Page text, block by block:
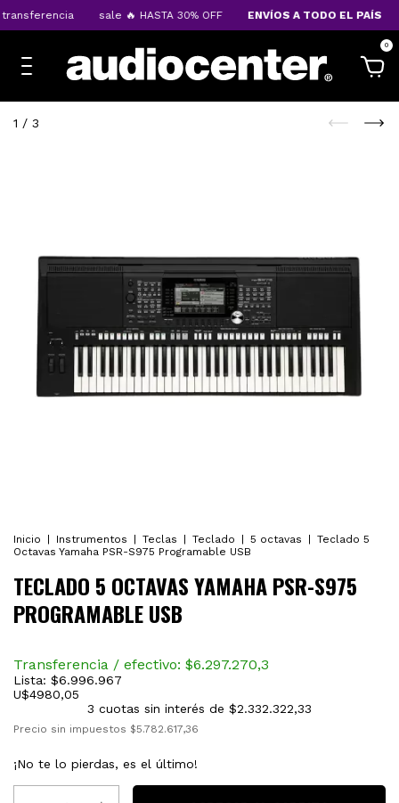
sale 🔥 HASTA 30% OFF ENVÍOS A TODO EL PAÍS
0
1 / 3
Inicio Instrumentos Teclas Teclado 5 octavas
Teclado 5
Octavas Yamaha PSR-S975 Programable USB
TECLADO 5 OCTAVAS YAMAHA PSR-S975
PROGRAMABLE USB
Transferencia / efectivo: $6.297.270,3
Lista: $6.996.967
U$4980,05
3 cuotas sin interés de $2.332.322,33
Precio sin impuestos $5.782.617,36
¡No te lo pierdas, es el último!